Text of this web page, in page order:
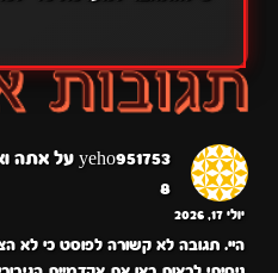
yeho951753 על
8
יולי 17, 2026
היי. תגובה לא קשורה לפוסט כי לא